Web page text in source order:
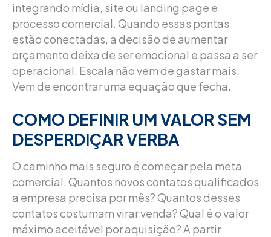
integrando mídia, site ou landing page e
processo comercial. Quando essas pontas
estão conectadas, a decisão de aumentar
orçamento deixa de ser emocional e passa a ser
operacional. Escala não vem de gastar mais.
Vem de encontrar uma equação que fecha.
COMO DEFINIR UM VALOR SEM
DESPERDIÇAR VERBA
O caminho mais seguro é começar pela meta
comercial. Quantos novos contatos qualificados
a empresa precisa por mês? Quantos desses
contatos costumam virar venda? Qual é o valor
máximo aceitável por aquisição? A partir